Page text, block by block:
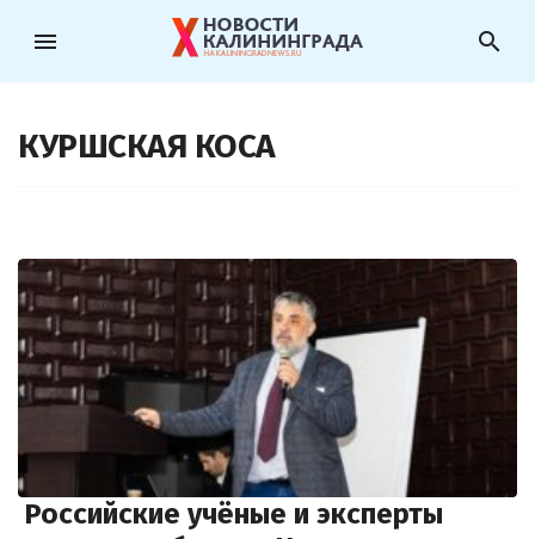
menu search
КУРШСКАЯ КОСА
Российские учёные и эксперты